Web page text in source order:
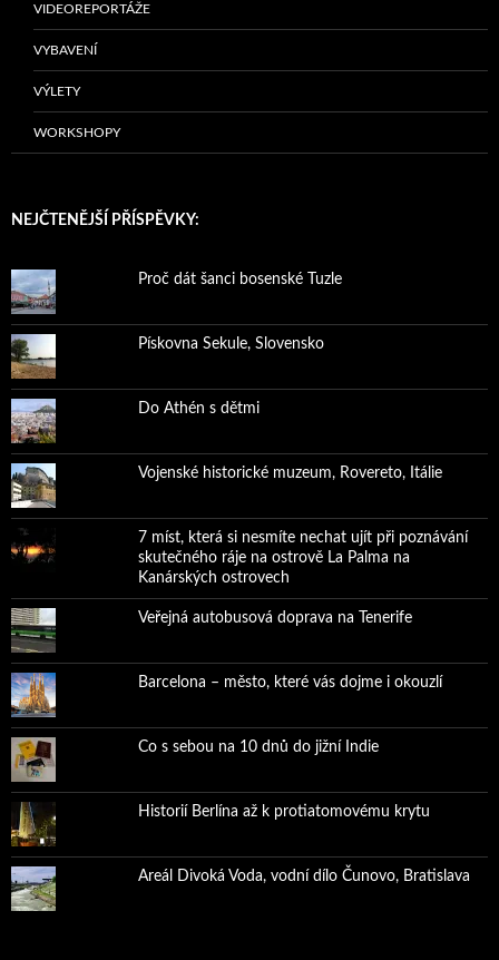
VIDEOREPORTÁŽE
VYBAVENÍ
VÝLETY
WORKSHOPY
NEJČTENĚJŠÍ PŘÍSPĚVKY:
Proč dát šanci bosenské Tuzle
Pískovna Sekule, Slovensko
Do Athén s dětmi
Vojenské historické muzeum, Rovereto, Itálie
7 míst, která si nesmíte nechat ujít při poznávání
skutečného ráje na ostrově La Palma na
Kanárských ostrovech
Veřejná autobusová doprava na Tenerife
Barcelona – město, které vás dojme i okouzlí
Co s sebou na 10 dnů do jižní Indie
Historií Berlína až k protiatomovému krytu
Areál Divoká Voda, vodní dílo Čunovo, Bratislava